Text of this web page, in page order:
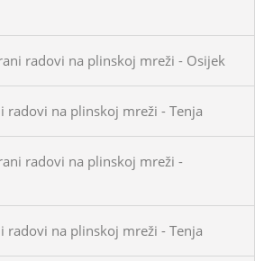
radovi na plinskoj mreži - Osijek
radovi na plinskoj mreži - Tenja
radovi na plinskoj mreži -
radovi na plinskoj mreži - Tenja